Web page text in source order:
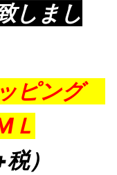
しまし
ピング
Ｌ
）